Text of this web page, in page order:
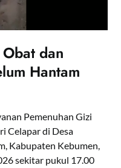
dan
Hantam
Pemenuhan Gizi
Celapar di Desa
Kabupaten Kebumen,
sekitar pukul 17.00